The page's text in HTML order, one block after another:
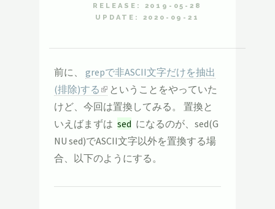
RELEASE: 2019-05-28
UPDATE: 2020-09-21
前に、 grepで非ASCII文字だけを抽出
(排除)する
ということをやっていた
けど、今回は置換してみる。 置換と
いえばまずは sed になるのが、sed(G
NU sed)でASCII文字以外を置換する場
合、以下のようにする。